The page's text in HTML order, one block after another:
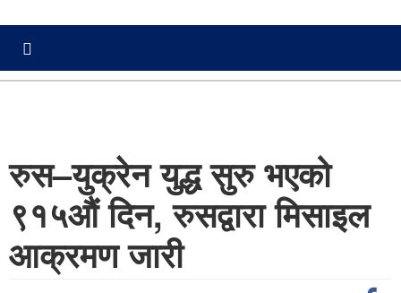
रुस–युक्रेन युद्ध सुरु भएको
९१५औं दिन, रुसद्वारा मिसाइल
आक्रमण जारी